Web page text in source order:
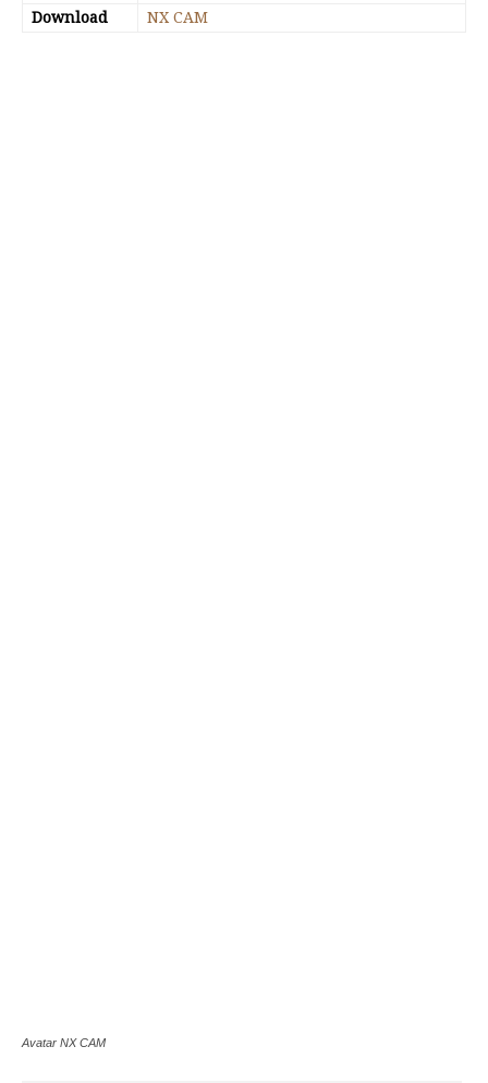
Download
NX CAM
Avatar NX CAM